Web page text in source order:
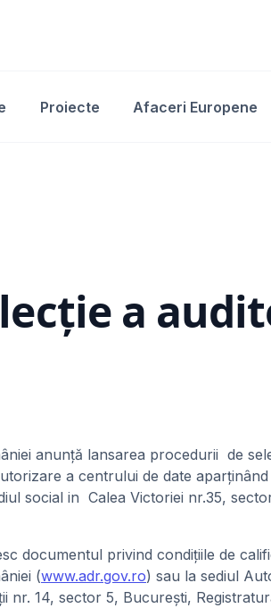
Proiecte Afaceri Europene
a
anunţă lansarea procedurii de
a centrului de date
social in Calea Victoriei nr.35,
documentul privind condiţiile de
(www.adr.gov.ro) sau la sediul
nr. 14, sector 5, Bucureşti,